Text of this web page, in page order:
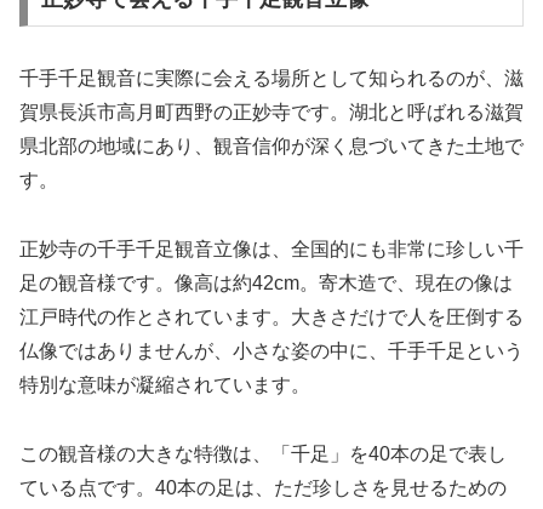
千手千足観音に実際に会える場所として知られるのが、滋
賀県長浜市高月町西野の正妙寺です。湖北と呼ばれる滋賀
県北部の地域にあり、観音信仰が深く息づいてきた土地で
す。
正妙寺の千手千足観音立像は、全国的にも非常に珍しい千
足の観音様です。像高は約42cm。寄木造で、現在の像は
江戸時代の作とされています。大きさだけで人を圧倒する
仏像ではありませんが、小さな姿の中に、千手千足という
特別な意味が凝縮されています。
この観音様の大きな特徴は、「千足」を40本の足で表し
ている点です。40本の足は、ただ珍しさを見せるための